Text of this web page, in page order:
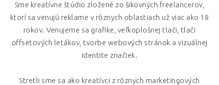
Sme kreatívne štúdio zložené zo šikovných freelancerov,
ktorí sa venujú reklame v rôznych oblastiach už viac ako 18
rokov. Venujeme sa grafike, veľkoplošnej tlači, tlači
offsetových letákov, tvorbe webových stránok a vizuálnej
identite značiek.
Stretli sme sa ako kreatívci z rôznych marketingových